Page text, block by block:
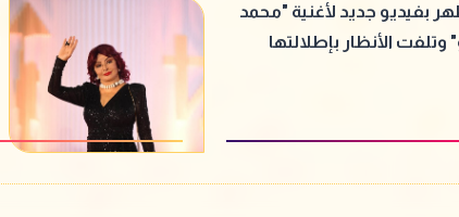
بفيديو جديد لأغنية "محمد
الأنظار بإطلالتها